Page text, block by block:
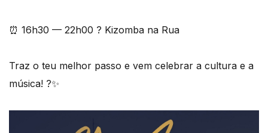
⏰ 16h30 — 22h00 ? Kizomba na Rua
Traz o teu melhor passo e vem celebrar a cultura e a
música! ?✨